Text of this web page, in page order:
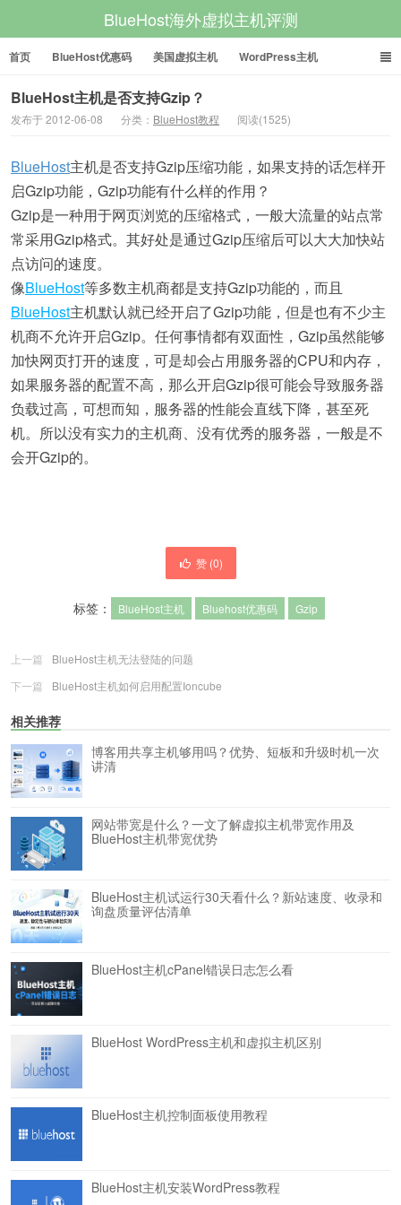
BlueHost海外虚拟主机评测
首页 BlueHost优惠码 美国虚拟主机 WordPress主机
美国VPS 美国服务器
BlueHost主机是否支持Gzip？
发布于 2012-06-08 分类： BlueHost教程 阅读(1525)
BlueHost主机是否支持Gzip压缩功能，如果支持的话怎样开
启Gzip功能，Gzip功能有什么样的作用？
Gzip是一种用于网页浏览的压缩格式，一般大流量的站点常
常采用Gzip格式。其好处是通过Gzip压缩后可以大大加快站
点访问的速度。
像BlueHost等多数主机商都是支持Gzip功能的，而且
BlueHost主机默认就已经开启了Gzip功能，但是也有不少主
机商不允许开启Gzip。任何事情都有双面性，Gzip虽然能够
加快网页打开的速度，可是却会占用服务器的CPU和内存，
如果服务器的配置不高，那么开启Gzip很可能会导致服务器
负载过高，可想而知，服务器的性能会直线下降，甚至死
机。所以没有实力的主机商、没有优秀的服务器，一般是不
会开Gzip的。
赞 (0)
标签： BlueHost主机 Bluehost优惠码 Gzip
上一篇
BlueHost主机无法登陆的问题
下一篇
BlueHost主机如何启用配置Ioncube
相关推荐
博客用共享主机够用吗？优势、短板和升级时机一次
讲清
网站带宽是什么？一文了解虚拟主机带宽作用及
BlueHost主机带宽优势
BlueHost主机试运行30天看什么？新站速度、收录和
询盘质量评估清单
BlueHost主机cPanel错误日志怎么看
BlueHost WordPress主机和虚拟主机区别
BlueHost主机控制面板使用教程
BlueHost主机安装WordPress教程